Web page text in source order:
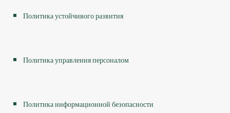
Политика устойчивого развития
Политика управления персоналом
Политика информационной безопасности